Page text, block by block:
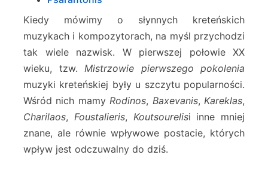
Kiedy mówimy o słynnych kreteńskich
muzykach i kompozytorach, na myśl przychodzi
tak wiele nazwisk. W pierwszej połowie XX
wieku, tzw. Mistrzowie pierwszego pokolenia
muzyki kreteńskiej były u szczytu popularności.
Wśród nich mamyRodinos, Baxevanis,Kareklas,
Charilaos, Foustalieris, Koutsourelisi inne mniej
znane, ale równie wpływowe postacie, których
wpływ jest odczuwalny do dziś.